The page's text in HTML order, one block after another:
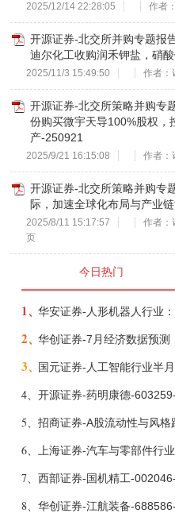
2025/12/14 22:28:05 作者
开源证券-北交所并购专题报
迪尔化工收购润禾钾盐，硝
2025/11/3 15:49:50 作者：
开源证券-北交所策略并购专
份购买微宇天导100%股权，
产-250921
2025/9/21 16:15:08 作者：
开源证券-北交所策略并购专
际，加速全球化布局与产业
2025/8/11 15:17:57 作者：
页
今日热门
1、
2、
3、
4、
5、
6、
7、
8、